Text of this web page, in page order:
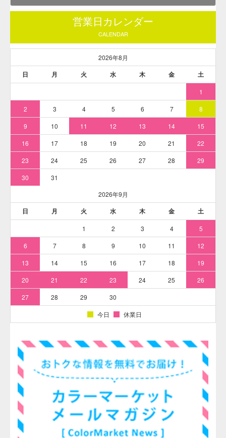
主な用途
医薬品、医薬部外品、化粧品など